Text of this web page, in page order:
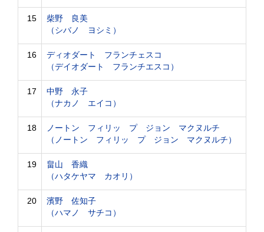
15
柴野 良美
（シバノ ヨシミ）
16
ディオダート フランチェスコ
（デイオダート フランチエスコ）
17
中野 永子
（ナカノ エイコ）
18
ノートン フィリッ プ ジョン マクヌルチ
（ノートン フィリッ プ ジョン マクヌルチ）
19
畠山 香織
（ハタケヤマ カオリ）
20
濱野 佐知子
（ハマノ サチコ）